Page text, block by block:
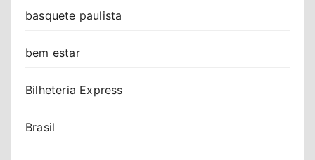
basquete paulista
bem estar
Bilheteria Express
Brasil